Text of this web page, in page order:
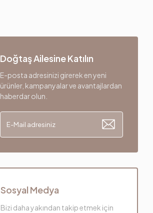
Doğtaş Ailesine Katılın
E-posta adresinizi girerek en yeni
ürünler, kampanyalar ve avantajlardan
haberdar olun.
Sosyal Medya
Bizi daha yakından takip etmek için